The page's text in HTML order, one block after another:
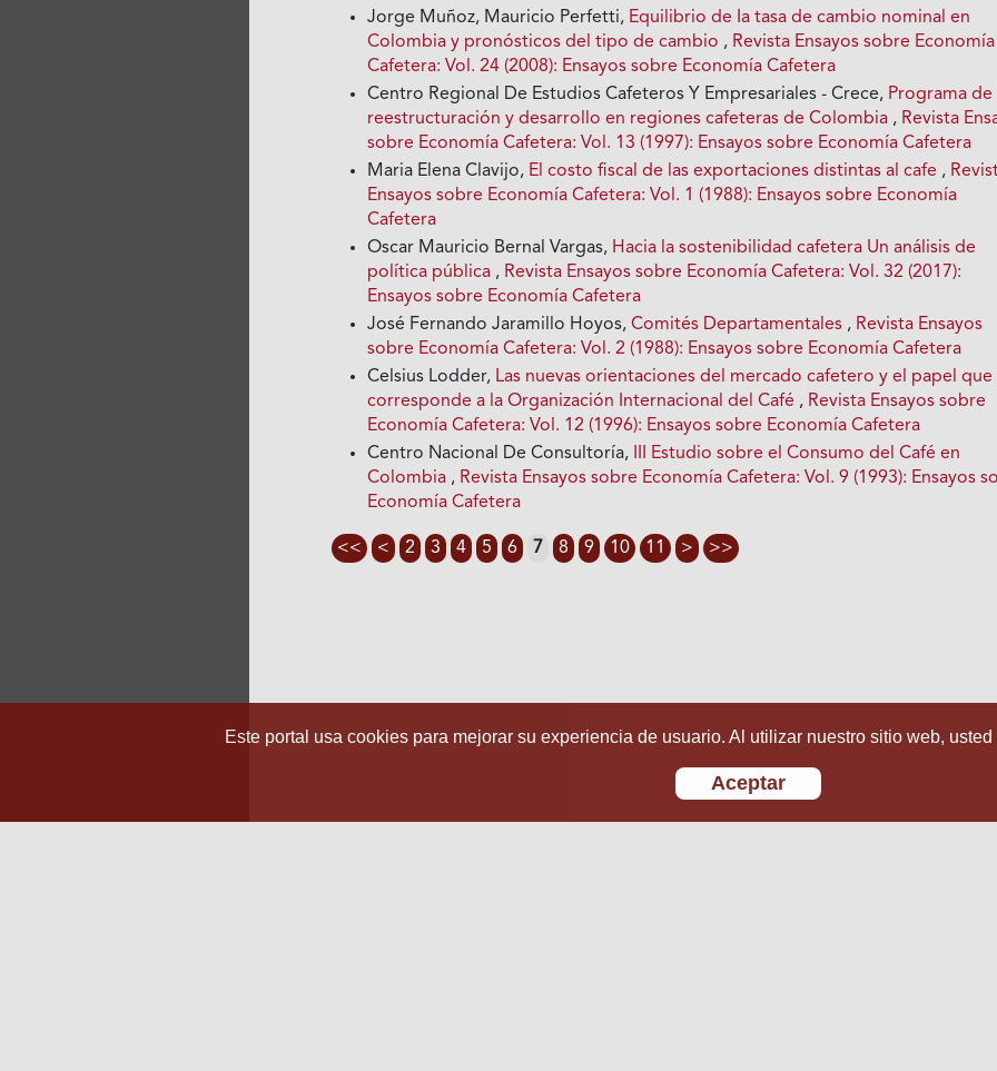
Jorge Muñoz, Mauricio Perfetti, Equilibrio de Ia tasa de cambio nominal en
Colombia y pronósticos del tipo de cambio , Revista Ensayos sobre Economía
Cafetera: Vol. 24 (2008): Ensayos sobre Economía Cafetera
Centro Regional De Estudios Cafeteros Y Empresariales - Crece, Programa de
reestructuración y desarrollo en regiones cafeteras de Colombia , Revista
sobre Economía Cafetera: Vol. 13 (1997): Ensayos sobre Economía Cafetera
Maria Elena Clavijo, El costo fiscal de las exportaciones distintas al cafe ,
Ensayos sobre Economía Cafetera: Vol. 1 (1988): Ensayos sobre Economía
Cafetera
Oscar Mauricio Bernal Vargas, Hacia la sostenibilidad cafetera Un análisis de
política pública , Revista Ensayos sobre Economía Cafetera: Vol. 32 (2017):
Ensayos sobre Economía Cafetera
José Fernando Jaramillo Hoyos,Comités Departamentales , Revista Ensayos
sobre Economía Cafetera: Vol. 2 (1988): Ensayos sobre Economía Cafetera
Celsius Lodder, Las nuevas orientaciones del mercado cafetero y el papel que
corresponde a la Organización Internacional del Café , Revista Ensayos sobre
Economía Cafetera: Vol. 12 (1996): Ensayos sobre Economía Cafetera
Centro Nacional De Consultoría,
III Estudio sobre el Consumo del Café en
Colombia , Revista Ensayos sobre Economía Cafetera: Vol. 9 (1993): Ensayos
Economía Cafetera
<< < 2 3 4 5 6 7 8 9 10 11 > >>
Este portal usa cookies para mejorar su experiencia de usuario. Al utilizar nuestro sitio web,
Aceptar